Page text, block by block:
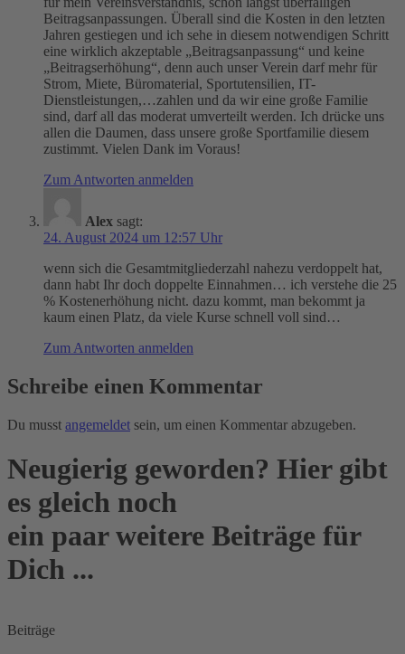
Beitragsanpassungen. Überall sind die Kosten in den letzten
Jahren gestiegen und ich sehe in diesem notwendigen Schritt
eine wirklich akzeptable „Beitragsanpassung“ und keine
„Beitragserhöhung“, denn auch unser Verein darf mehr für
Strom, Miete, Büromaterial, Sportutensilien, IT-
Dienstleistungen,…zahlen und da wir eine große Familie
sind, darf all das moderat umverteilt werden. Ich drücke uns
allen die Daumen, dass unsere große Sportfamilie diesem
zustimmt. Vielen Dank im Voraus!
Zum Antworten anmelden
Alex sagt:
24. August 2024 um 12:57 Uhr
wenn sich die Gesamtmitgliederzahl nahezu verdoppelt hat,
dann habt Ihr doch doppelte Einnahmen… ich verstehe die 25
% Kostenerhöhung nicht. dazu kommt, man bekommt ja
kaum einen Platz, da viele Kurse schnell voll sind…
Zum Antworten anmelden
Schreibe einen Kommentar
Du musst angemeldet sein, um einen Kommentar abzugeben.
Neugierig geworden? Hier gibt
es gleich noch
ein paar weitere Beiträge für
Dich ...
Beiträge